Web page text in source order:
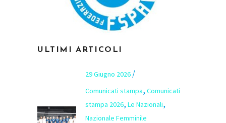
ULTIMI ARTICOLI
29 Giugno 2026
Comunicati stampa, Comunicati
stampa 2026, Le Nazionali,
Nazionale Femminile